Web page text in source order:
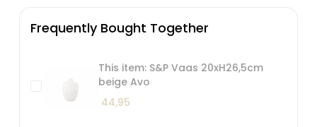
Frequently Bought Together
This item: S&P Vaas 20xH26,5cm
beige Avo
44,95